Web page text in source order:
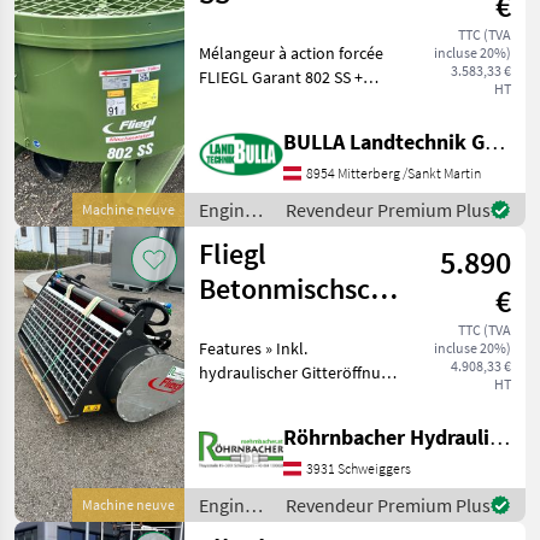
Machine neuve
TTC (TVA
incluse 20%)
3.583,33 €
HT
Mélangeur à action forcée
FLIEGL Garant 802 SS +
pattes : 152 mm x 72 mm +
3 pales de mélange à angle
réglable + Rac
BULLA Landtechnik GmbH
8954 Mitterberg /Sankt Martin
Engins
de
chantier
/ Fliegl
Revendeur Premium Plus
Machine neuve
Fliegl
Betonmischschaufel
5.890
€
TTC (TVA
incluse 20%)
4.908,33 €
HT
Features » Inkl.
hydraulischer Gitteröffnung
Flachstahl zum leichten
öffnen von Zementsäcken »
Hochverschleißfeste
Röhrnbacher Hydraulik, KFZ, Land- & Baumaschinen Handel
3931 Schweiggers
Engins
de
Revendeur Premium Plus